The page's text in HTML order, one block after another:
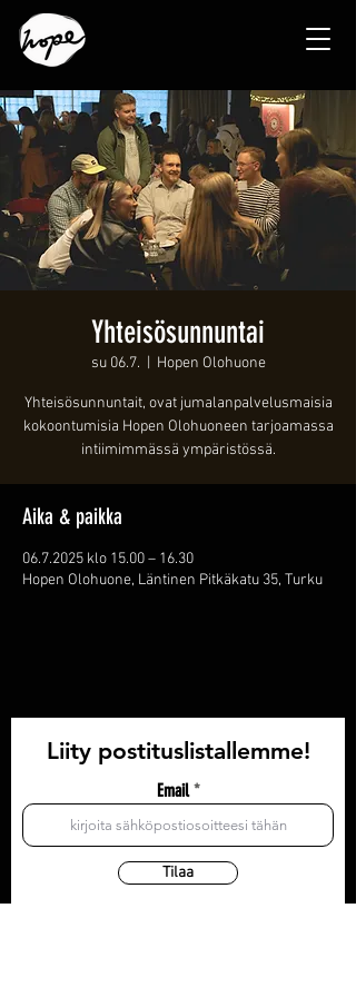
Yhteisösunnuntai
su 06.7. Hopen Olohuone
Yhteisösunnuntait, ovat jumalanpalvelusmaisia
kokoontumisia Hopen Olohuoneen tarjoamassa
intiimimmässä ympäristössä.
Aika & paikka
06.7.2025 klo 15.00 – 16.30
Hopen Olohuone, Läntinen Pitkäkatu 35, Turku
Liity postituslistallemme!
Email
Tilaa